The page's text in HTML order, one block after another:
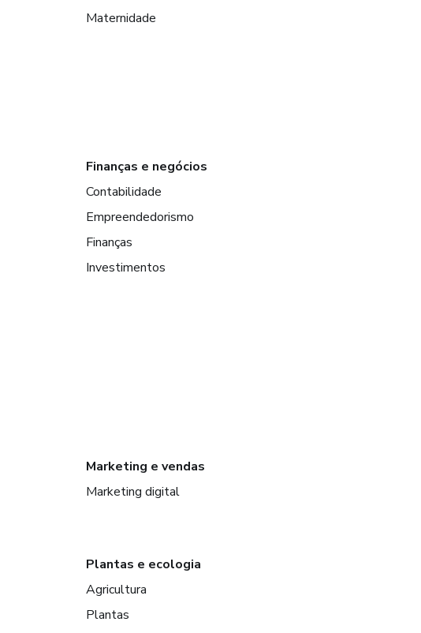
Maternidade
Finanças e negócios
Contabilidade
Empreendedorismo
Finanças
Investimentos
Marketing e vendas
Marketing digital
Plantas e ecologia
Agricultura
Plantas